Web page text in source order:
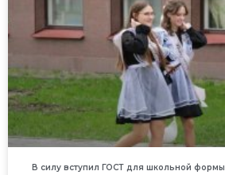
В силу вступил ГОСТ для школьной формы